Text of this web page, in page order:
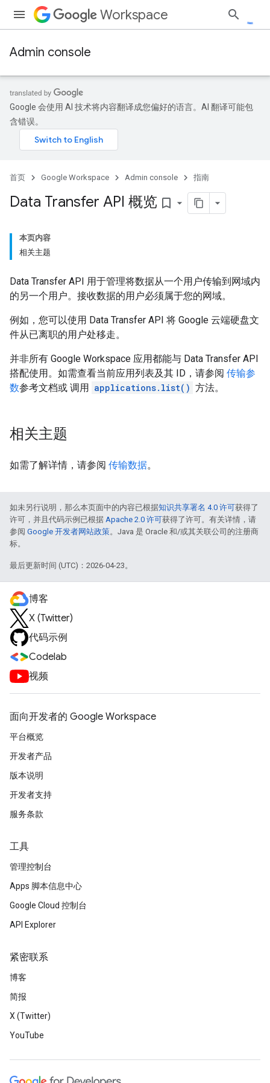
Workspace
Admin console
Google 会使用 AI 技术将内容翻译成您偏好的语言。AI 翻译可能包
含错误。
首页 Google Workspace Admin console 指南
Data Transfer API 概览 bookmark_border
本页内容
相关主题
Data Transfer API 用于管理将数据从一个用户传输到网域内
的另一个用户。接收数据的用户必须属于您的网域。
例如，您可以使用 Data Transfer API 将 Google 云端硬盘文
件从已离职的用户处移走。
并非所有 Google Workspace 应用都能与 Data Transfer API
搭配使用。如需查看当前应用列表及其 ID，请参阅 传输参
数参考文档或 调用 applications.list() 方法。
相关主题
如需了解详情，请参阅 传输数据。
如未另行说明，那么本页面中的内容已根据知识共享署名 4.0 许可获得了
许可，并且代码示例已根据 Apache 2.0 许可获得了许可。有关详情，请
参阅 Google 开发者网站政策。Java 是 Oracle 和/或其关联公司的注册商
标。
最后更新时间 (UTC)：2026-04-23。
博客
X (Twitter)
代码示例
Codelab
视频
面向开发者的 Google Workspace
平台概览
开发者产品
版本说明
开发者支持
服务条款
工具
管理控制台
Apps 脚本信息中心
Google Cloud 控制台
API Explorer
紧密联系
博客
简报
X (Twitter)
YouTube